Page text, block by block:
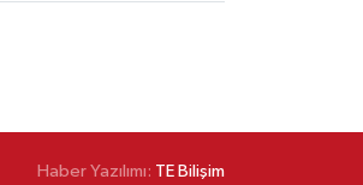
Haber Yazılımı: TE Bilişim